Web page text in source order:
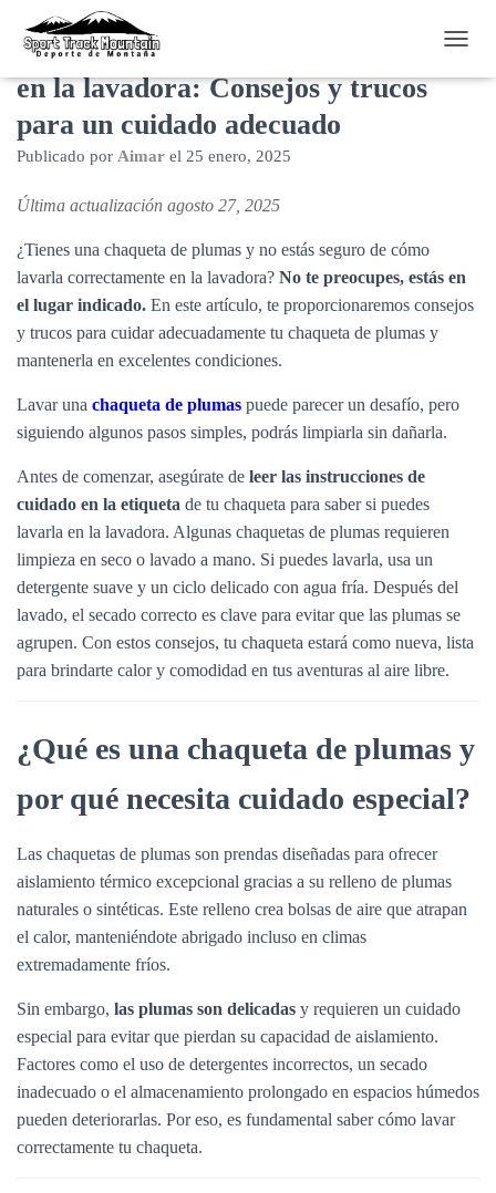
A
D
E
G
Cómo lavar una chaqueta de plumas
en la lavadora: Consejos y trucos
para un cuidado adecuado
Publicado por Aimar el 25 enero, 2025
Última actualización agosto 27, 2025
¿Tienes una chaqueta de plumas y no estás seguro de cómo
lavarla correctamente en la lavadora? No te preocupes, estás en
el lugar indicado. En este artículo, te proporcionaremos consejos
y trucos para cuidar adecuadamente tu chaqueta de plumas y
mantenerla en excelentes condiciones.
Lavar una chaqueta de plumas puede parecer un desafío, pero
siguiendo algunos pasos simples, podrás limpiarla sin dañarla.
Antes de comenzar, asegúrate de leer las instrucciones de
cuidado en la etiqueta de tu chaqueta para saber si puedes
lavarla en la lavadora. Algunas chaquetas de plumas requieren
limpieza en seco o lavado a mano. Si puedes lavarla, usa un
detergente suave y un ciclo delicado con agua fría. Después del
lavado, el secado correcto es clave para evitar que las plumas se
agrupen. Con estos consejos, tu chaqueta estará como nueva, lista
para brindarte calor y comodidad en tus aventuras al aire libre.
¿Qué es una chaqueta de plumas y
por qué necesita cuidado especial?
Las chaquetas de plumas son prendas diseñadas para ofrecer
aislamiento térmico excepcional gracias a su relleno de plumas
naturales o sintéticas. Este relleno crea bolsas de aire que atrapan
el calor, manteniéndote abrigado incluso en climas
extremadamente fríos.
Sin embargo, las plumas son delicadas y requieren un cuidado
especial para evitar que pierdan su capacidad de aislamiento.
Factores como el uso de detergentes incorrectos, un secado
inadecuado o el almacenamiento prolongado en espacios húmedos
pueden deteriorarlas. Por eso, es fundamental saber cómo lavar
correctamente tu chaqueta.